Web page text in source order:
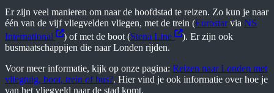
Er zijn veel manieren om naar de hoofdstad te reizen. Zo kun je naar
één van de vijf vliegvelden vliegen, met de trein (Eurostarvia NS
International
) of met de boot (Stena Line
). Er zijn ook
busmaatschappijen die naar Londen rijden.
Voor meer informatie, kijk op onze pagina: Reizen naar Londen met
vliegtuig, boot, trein of bus?. Hier vind je ook informatie over hoe je
van het vliegveld naar de stad komt.